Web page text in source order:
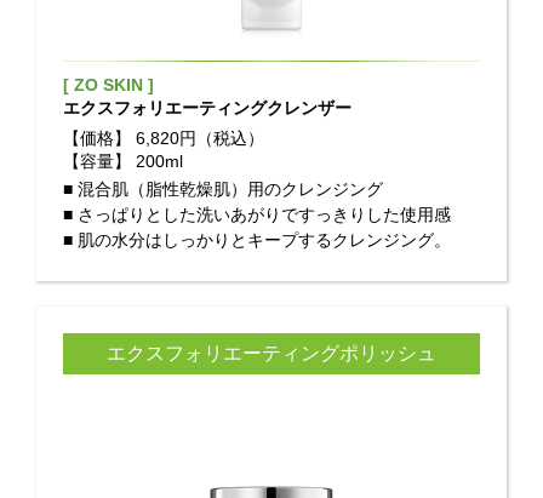
[ ZO SKIN ]
エクスフォリエーティングクレンザー
【価格】
6,820円（税込）
【容量】
200ml
■ 混合肌（脂性乾燥肌）用のクレンジング
■ さっぱりとした洗いあがりですっきりした使用感
■ 肌の水分はしっかりとキープするクレンジング。
エクスフォリエーティングポリッシュ